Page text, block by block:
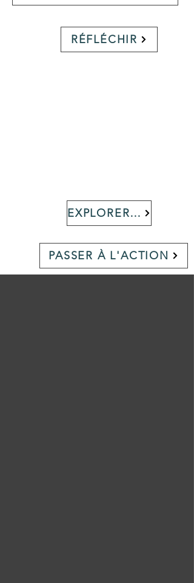
RÉFLÉCHIR
EXPLORER DE NOUVELLES OPTIONS
PASSER À L'ACTION